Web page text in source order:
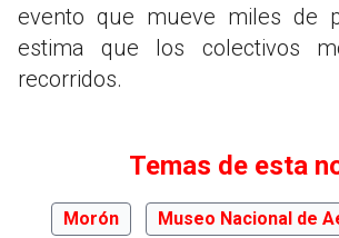
evento que mueve miles de
estima que los colectivos
recorridos.
Temas de esta
Morón Museo Nacional de